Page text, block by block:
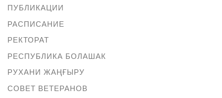
ПУБЛИКАЦИИ
РАСПИСАНИЕ
РЕКТОРАТ
РЕСПУБЛИКА БОЛАШАК
РУХАНИ ЖАҢҒЫРУ
СОВЕТ ВЕТЕРАНОВ